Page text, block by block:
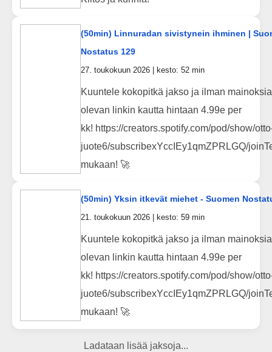
(50min) Linnuradan sivistynein ihminen |
Nostatus 129
27. toukokuun 2026 | kesto: 52 min
Kuuntele kokopitkä jakso ja ilman
olevan linkin kautta hintaan 4.99e per
kk! https://creators.spotify.com/pod/show/
juote6/subscribexYccIEy1qmZPRLGQ/
mukaan! 🚀
(50min) Yksin itkevät miehet - Suomen
21. toukokuun 2026 | kesto: 59 min
Kuuntele kokopitkä jakso ja ilman
olevan linkin kautta hintaan 4.99e per
kk! https://creators.spotify.com/pod/show/
juote6/subscribexYccIEy1qmZPRLGQ/
mukaan! 🚀
Ladataan lisää jaksoja...